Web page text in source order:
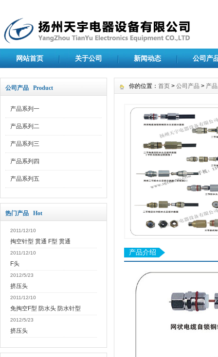
网站首页 关于公司 新闻动态 公司产
公司产品 Product
产品系列一
产品系列二
产品系列三
产品系列四
产品系列五
热门产品 Hot
2011/12/10
掏空针型 贯通 F型 贯通
2011/12/10
F头
2012/5/23
挤压头
2011/12/10
免掏空F型 防水头 防水针型
2012/5/23
挤压头
你的位置： 首页 > 公司产品 > 产
产品介绍